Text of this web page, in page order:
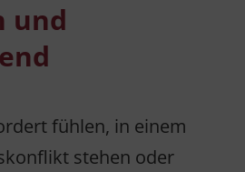
und
fühlen, in einem
stehen oder